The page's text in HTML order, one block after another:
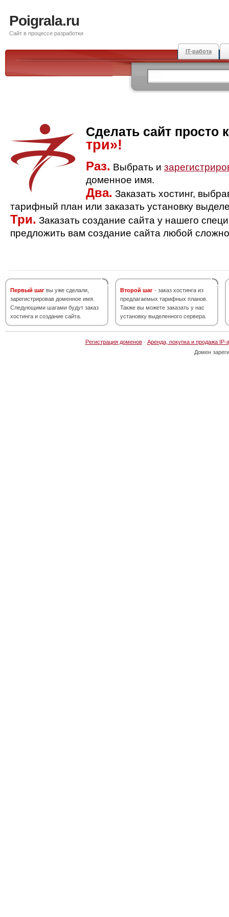
Poigrala.ru
Сайт в процессе разработки
IT-работа
Сделать сайт просто
три»!
Раз. Выбрать и
доменное имя.
Два. Заказать хостинг,
тарифный план или заказать установку
Три. Заказать создание сайта у нашего
предложить вам создание сайта любой
Первый шаг вы уже сделали,
зарегистрировав доменное имя.
Следующими шагами будут заказ
хостинга и создание сайта.
Второй шаг - заказ хостинга из
предлагаемых тарифных планов.
Также вы можете заказать у нас
установку выделенного сервера.
Регистрация доменов· Аренда, покупка и продажа IP-
Домен